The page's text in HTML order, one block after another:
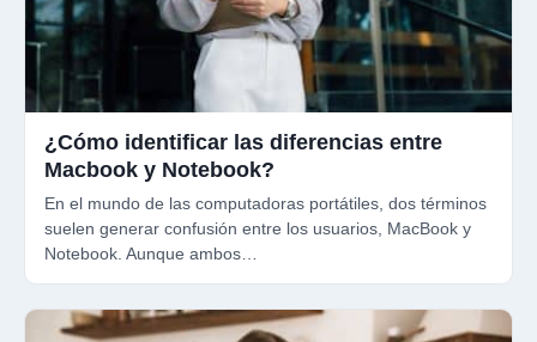
¿Cómo identificar las diferencias entre
Macbook y Notebook?
En el mundo de las computadoras portátiles, dos términos
suelen generar confusión entre los usuarios, MacBook y
Notebook. Aunque ambos…